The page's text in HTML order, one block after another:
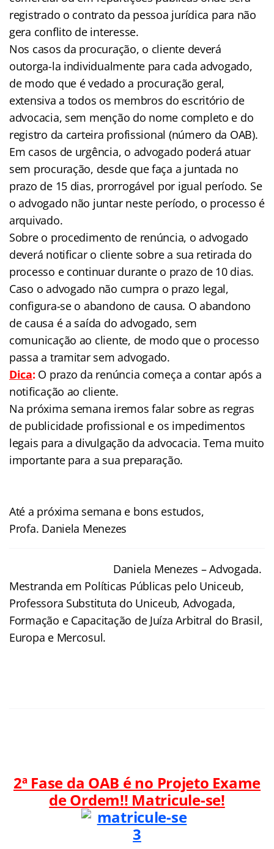
registrado o contrato da pessoa jurídica para não
gera conflito de interesse.
Nos casos da procuração, o cliente deverá
outorga-la individualmente para cada advogado,
de modo que é vedado a procuração geral,
extensiva a todos os membros do escritório de
advocacia, sem menção do nome completo e do
registro da carteira profissional (número da OAB).
Em casos de urgência, o advogado poderá atuar
sem procuração, desde que faça a juntada no
prazo de 15 dias, prorrogável por igual período. Se
o advogado não juntar neste período, o processo é
arquivado.
Sobre o procedimento de renúncia, o advogado
deverá notificar o cliente sobre a sua retirada do
processo e continuar durante o prazo de 10 dias.
Caso o advogado não cumpra o prazo legal,
configura-se o abandono de causa. O abandono
de causa é a saída do advogado, sem
comunicação ao cliente, de modo que o processo
passa a tramitar sem advogado.
Dica: O prazo da renúncia começa a contar após a
notificação ao cliente.
Na próxima semana iremos falar sobre as regras
de publicidade profissional e os impedimentos
legais para a divulgação da advocacia. Tema muito
importante para a sua preparação.
Até a próxima semana e bons estudos,
Profa. Daniela Menezes
Daniela Menezes – Advogada.
Mestranda em Políticas Públicas pelo Uniceub,
Professora Substituta do Uniceub, Advogada,
Formação e Capacitação de Juíza Arbitral do Brasil,
Europa e Mercosul.
2ª Fase da OAB é no Projeto Exame
de Ordem!! Matricule-se!